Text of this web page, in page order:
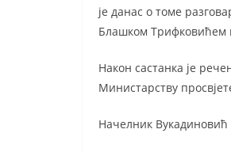
је данас о томе
Блашком Трифковићем
Након састанка је
Министарству
Начелник Вукадиновић